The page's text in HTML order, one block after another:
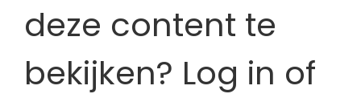
deze content te
bekijken? Log in of